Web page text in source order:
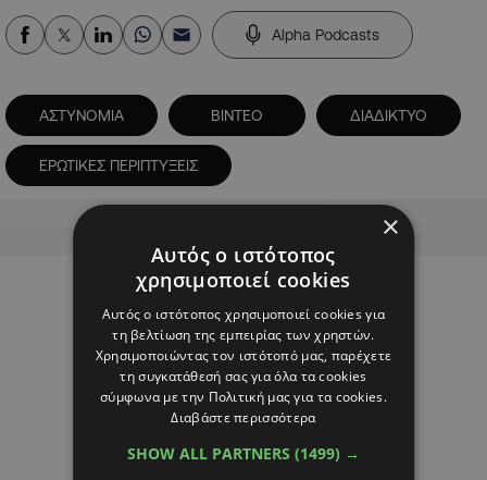
Alpha Podcasts
ΑΣΤΥΝΟΜΙΑ ΒΙΝΤΕΟ ΔΙΑΔΙΚΤΥΟ
ΕΡΩΤΙΚΕΣ ΠΕΡΙΠΤΥΞΕΙΣ
×
Αυτός ο ιστότοπος
χρησιμοποιεί cookies
Αυτός ο ιστότοπος χρησιμοποιεί cookies για
τη βελτίωση της εμπειρίας των χρηστών.
Χρησιμοποιώντας τον ιστότοπό μας, παρέχετε
τη συγκατάθεσή σας για όλα τα cookies
σύμφωνα με την Πολιτική μας για τα cookies.
Διαβάστε περισσότερα
SHOW ALL PARTNERS (1499) →